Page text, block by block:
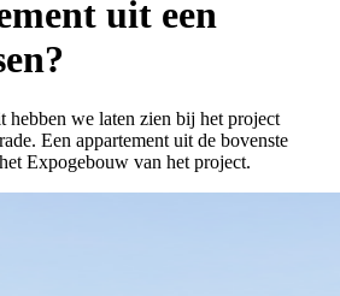
uit een
we laten zien bij het project
Een appartement uit de bovenste
Expogebouw van het project.